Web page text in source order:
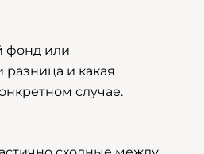
фонд или
и какая
случае.